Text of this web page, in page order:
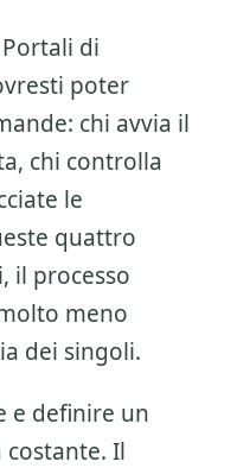
Portali di
poter
chi avvia il
chi controlla
le
quattro
il processo
meno
dei singoli.
e definire un
Il